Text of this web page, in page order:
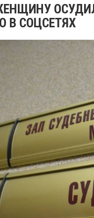
В СОЦСЕТЯХ